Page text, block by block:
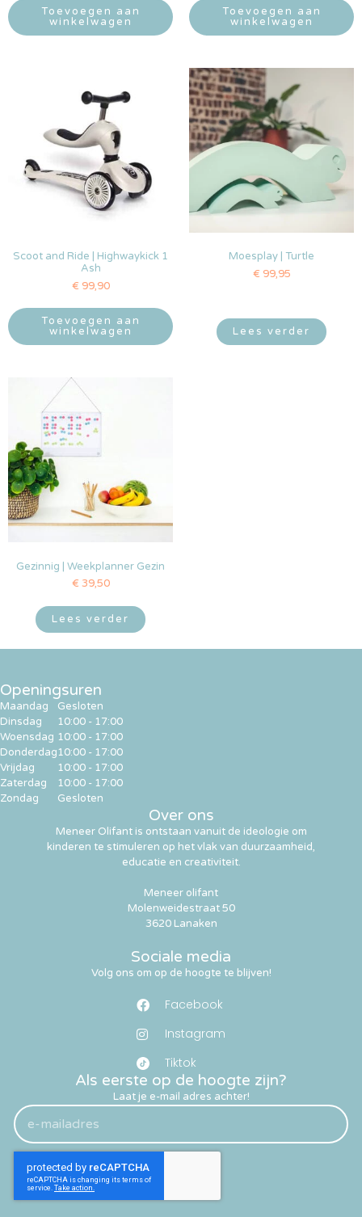
Toevoegen aan
winkelwagen
Toevoegen aan
winkelwagen
Scoot and Ride | Highwaykick 1
Ash
€ 99,90
Toevoegen aan
winkelwagen
Moesplay | Turtle
€ 99,95
Lees verder
Gezinnig | Weekplanner Gezin
€ 39,50
Lees verder
Als eerste op de hoogte zijn?
Laat je e-mail adres achter!
Sociale media
Volg ons om op de hoogte te blijven!
Facebook
Instagram
Tiktok
Over ons
Meneer Olifant is ontstaan vanuit de ideologie om
kinderen te stimuleren op het vlak van duurzaamheid,
educatie en creativiteit.
Meneer olifant
Molenweidestraat 50
3620 Lanaken
Openingsuren
Maandag
Dinsdag
Woensdag
Donderdag
Vrijdag
Zaterdag
Zondag
Gesloten
10:00 - 17:00
10:00 - 17:00
10:00 - 17:00
10:00 - 17:00
10:00 - 17:00
Gesloten